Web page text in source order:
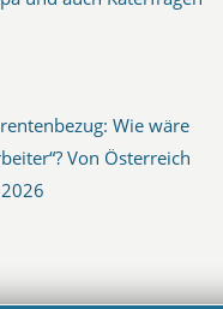
Wie wäre
Von Österreich